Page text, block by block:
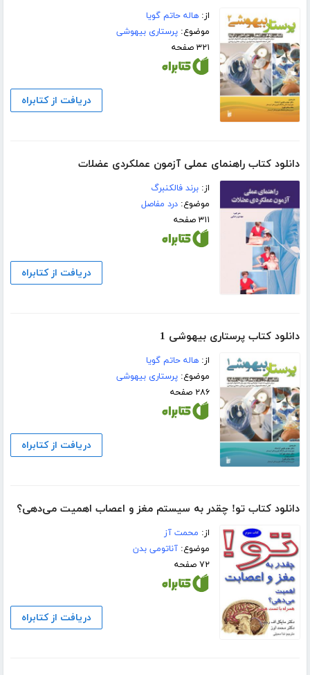
از:هاله حاتم گویا
موضوع:پرستاری بیهوشی
۳۲۱ صفحه
دریافت از کتابراه
دانلود کتاب راهنمای عملی آزمون عملکردی عضلات
از:برند فالکنبرگ
موضوع:درد مفاصل
۳۱۱ صفحه
دریافت از کتابراه
دانلود کتاب پرستاری بیهوشی 1
از:هاله حاتم گویا
موضوع:پرستاری بیهوشی
۲۸۶ صفحه
دریافت از کتابراه
دانلود کتاب تو! چقدر به سیستم مغز و اعصاب اهمیت می‌دهی؟
از: محمت آز
موضوع:آناتومی بدن
۷۲ صفحه
دریافت از کتابراه